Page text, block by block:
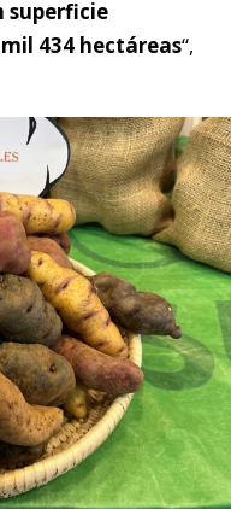
superficie
434 hectáreas“,